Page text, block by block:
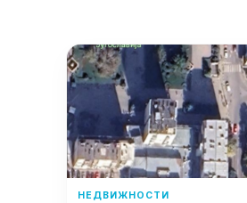
НЕДВИЖНОСТИ